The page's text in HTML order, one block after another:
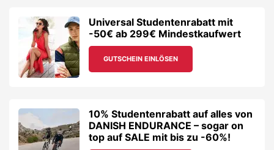
Universal Studentenrabatt mit
-50€ ab 299€ Mindestkaufwert
GUTSCHEIN EINLÖSEN
10% Studentenrabatt auf alles von
DANISH ENDURANCE – sogar on
top auf SALE mit bis zu -60%!